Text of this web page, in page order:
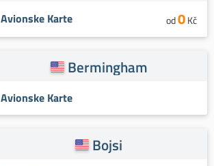
Avionske Karte od0Kč
Bermingham
Avionske Karte
Bojsi